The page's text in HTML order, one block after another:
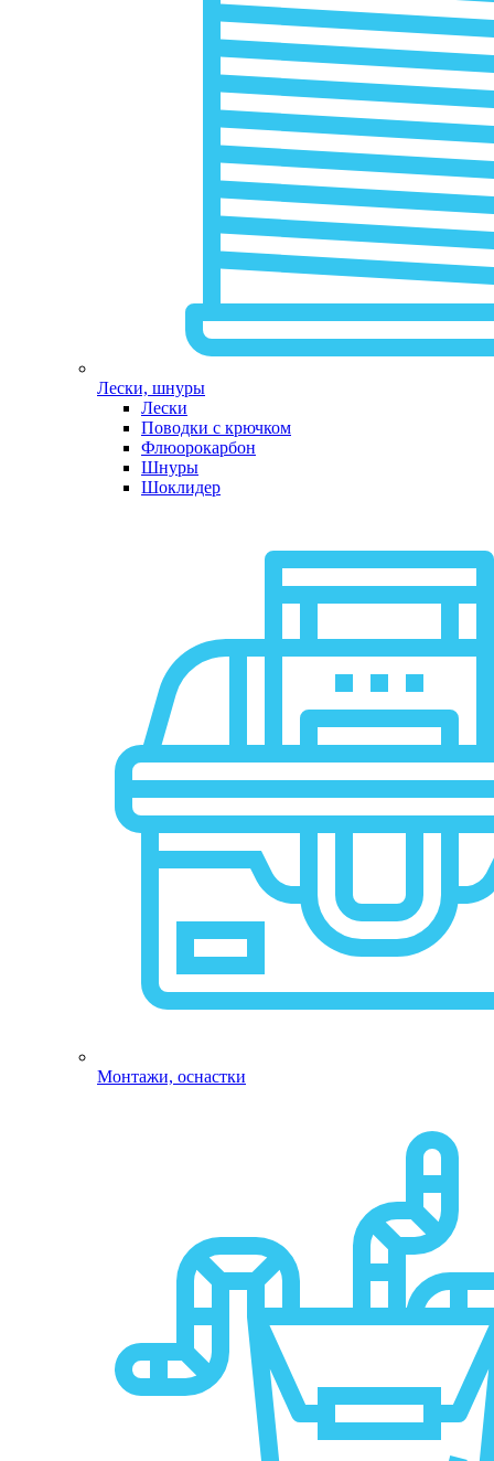
Лески, шнуры
Лески
Поводки с крючком
Флюорокарбон
Шнуры
Шоклидер
Монтажи, оснастки